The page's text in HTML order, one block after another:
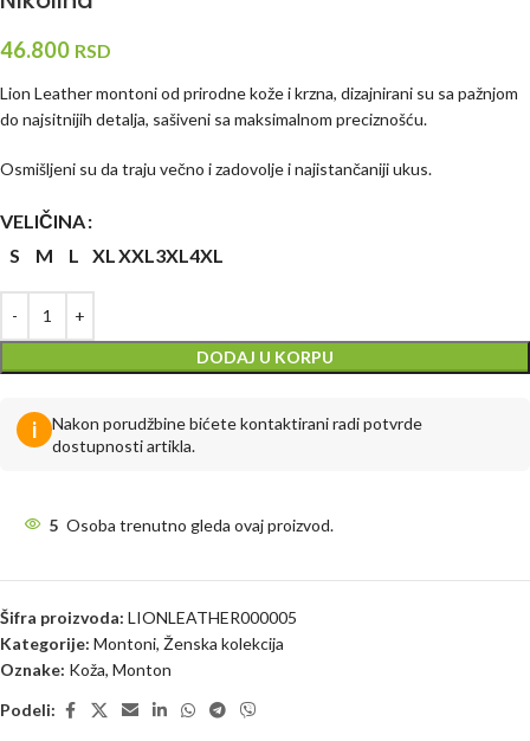
46.800 RSD
Lion Leather montoni od prirodne kože i krzna, dizajnirani su sa pažnjom
do najsitnijih detalja, sašiveni sa maksimalnom preciznošću.
Osmišljeni su da traju večno i zadovolje i najistančaniji ukus.
VELIČINA
S
M L XL XXL 3XL 4XL
DODAJ U KORPU
i
Nakon porudžbine bićete kontaktirani radi potvrde
dostupnosti artikla.
5 Osoba trenutno gleda ovaj proizvod.
Šifra proizvoda: LIONLEATHER000005
Kategorije: Montoni, Ženska kolekcija
Oznake: Koža, Monton
Podeli: